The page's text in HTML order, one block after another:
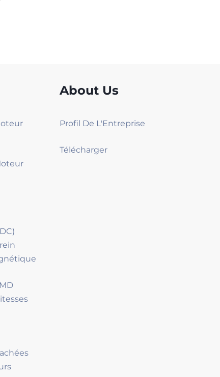
About Us
Profil De L'Entreprise
Télécharger